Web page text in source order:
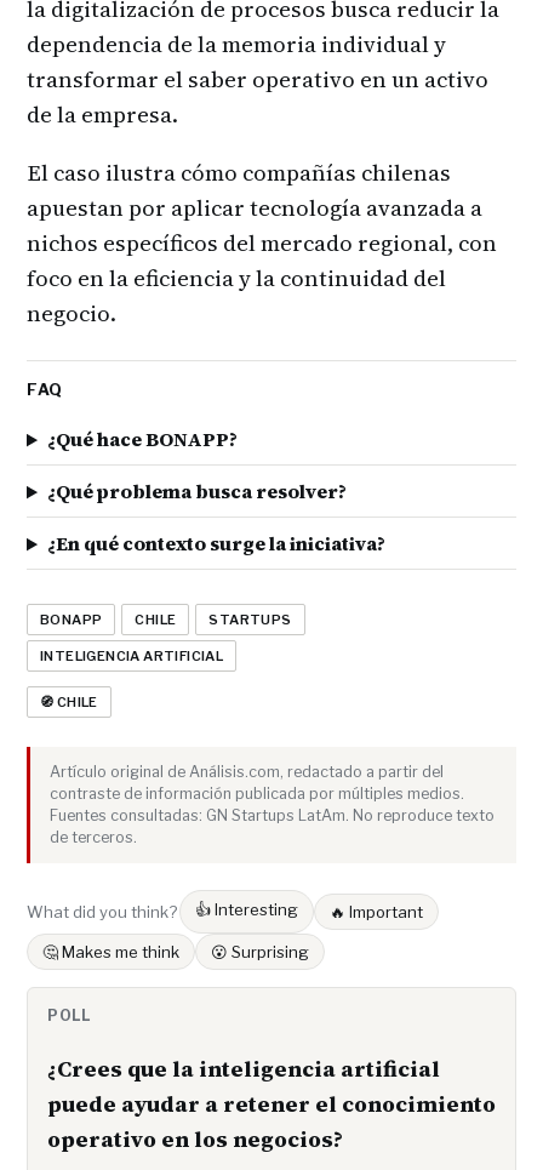
la digitalización de procesos busca reducir la
dependencia de la memoria individual y
transformar el saber operativo en un activo
de la empresa.
El caso ilustra cómo compañías chilenas
apuestan por aplicar tecnología avanzada a
nichos específicos del mercado regional, con
foco en la eficiencia y la continuidad del
negocio.
FAQ
¿Qué hace BONAPP?
¿Qué problema busca resolver?
¿En qué contexto surge la iniciativa?
BONAPP CHILE STARTUPS
INTELIGENCIA ARTIFICIAL
🧭 CHILE
Artículo original de Análisis.com, redactado a partir del
contraste de información publicada por múltiples medios.
Fuentes consultadas: GN Startups LatAm. No reproduce texto
de terceros.
What did you think? 👍 Interesting 🔥 Important
🤔 Makes me think 😮 Surprising
POLL
¿Crees que la inteligencia artificial
puede ayudar a retener el conocimiento
operativo en los negocios?